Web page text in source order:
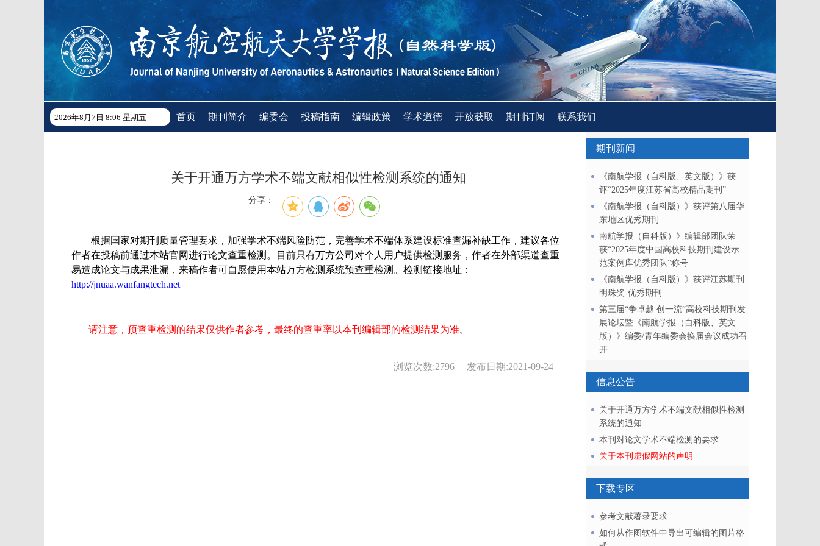
2026年8月7日 8:06 星期五 首页 期刊简介 编委会 投稿指南 编辑政策 学术道德 开放获取 期刊订阅 联系我们
关于开通万方学术不端文献相似性检测系统的通知
分享：
根据国家对期刊质量管理要求，加强学术不端风险防范，完善学术不端体系建设标准查漏补缺工作，建议各位
作者在投稿前通过本站官网进行论文查重检测。目前只有万方公司对个人用户提供检测服务，作者在外部渠道查重
易造成论文与成果泄漏，来稿作者可自愿使用本站万方检测系统预查重检测。检测链接地址：
http://jnuaa.wanfangtech.net
请注意，预查重检测的结果仅供作者参考，最终的查重率以本刊编辑部的检测结果为准。
发布日期:2021-09-24
浏览次数:2796
期刊新闻
《南航学报（自科版、英文版）》获
评“2025年度江苏省高校精品期刊”
《南航学报（自科版）》获评第八届华
东地区优秀期刊
南航学报（自科版）》编辑部团队荣
获“2025年度中国高校科技期刊建设示
范案例库优秀团队”称号
《南航学报（自科版）》获评江苏期刊
明珠奖·优秀期刊
第三届“争卓越 创一流”高校科技期刊发
展论坛暨《南航学报（自科版、英文
版）》编委/青年编委会换届会议成功召
开
信息公告
关于开通万方学术不端文献相似性检测
系统的通知
本刊对论文学术不端检测的要求
关于本刊虚假网站的声明
下载专区
参考文献著录要求
如何从作图软件中导出可编辑的图片格